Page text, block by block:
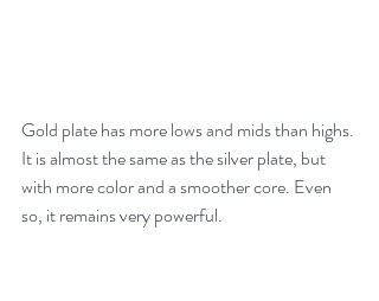
Gold plate has more lows and mids than highs.
It is almost the same as the silver plate, but
with more color and a smoother core. Even
so, it remains very powerful.